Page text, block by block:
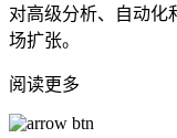
对高级分析、自动化
场扩张。
阅读更多